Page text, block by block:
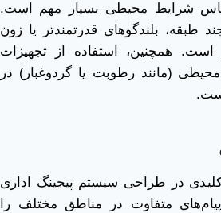
شرایط محیطی بسیار مهم است.
طبقه، بلندگوهای قدرتمندتر یا زون
است. همچنین، استفاده از تجهیزات
(مانند رطوبت یا گردوغبار) در
در طراحی سیستم پیجینگ اداری
متفاوت در مناطق مختلف را